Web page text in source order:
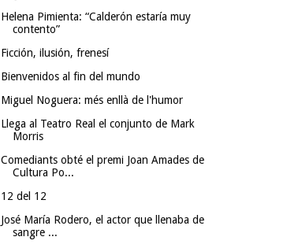
Helena Pimienta: “Calderón estaría muy
contento”
Ficción, ilusión, frenesí
Bienvenidos al fin del mundo
Miguel Noguera: més enllà de l'humor
Llega al Teatro Real el conjunto de Mark
Morris
Comediants obté el premi Joan Amades de
Cultura Po...
12 del 12
José María Rodero, el actor que llenaba de
sangre ...